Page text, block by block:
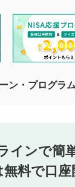
できます。（お
ンテンツに、評
は以下の注意事
のとしてくださ
される際の参考
注意事項に同意さ
、もしくは利用者
損害に対して一切
ン・プログラ
インで簡単
無料で口座